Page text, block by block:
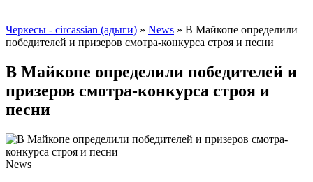
Черкесы - circassian (адыги) » News » В Майкопе определили
победителей и призеров смотра-конкурса строя и песни
В Майкопе определили победителей и
призеров смотра-конкурса строя и
песни
News